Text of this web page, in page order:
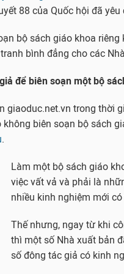
88 của Quốc hội đã yêu
bộ sách giáo khoa
bình đẳng cho các
để biên soạn một bộ
giaoduc.net.vn trong thời
biên soạn bộ sách
.
Làm một bộ sách giáo
việc vất vả và phải là
nhiều kinh nghiệm mới
Thế nhưng, ngay từ khi
thì một số Nhà xuất bản
số đông tác giả có kinh